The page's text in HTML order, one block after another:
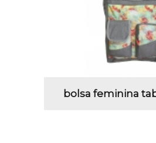
bolsa feminina